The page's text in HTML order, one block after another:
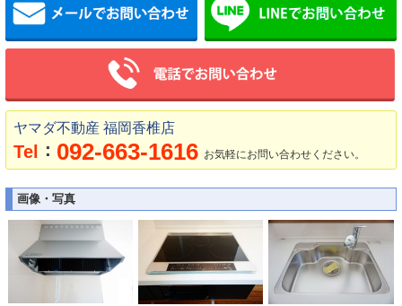
ヤマダ不動産 福岡香椎店
Tel ： 092-663-1616 お気軽にお問い合わせください。
画像・写真